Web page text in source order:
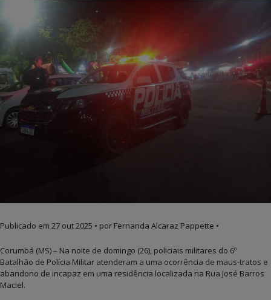
Publicado em 27 out 2025 • por Fernanda Alcaraz Pappette •
Corumbá (MS) – Na noite de domingo (26), policiais militares do 6º
Batalhão de Polícia Militar atenderam a uma ocorrência de maus-tratos e
abandono de incapaz em uma residência localizada na Rua José Barros
Maciel.